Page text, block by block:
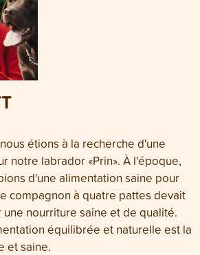
étions à la recherche d'une
notre labrador «Prin». À l'époque,
d'une alimentation saine pour
compagnon à quatre pattes devait
nourriture saine et de qualité.
équilibrée et naturelle est la
et saine.